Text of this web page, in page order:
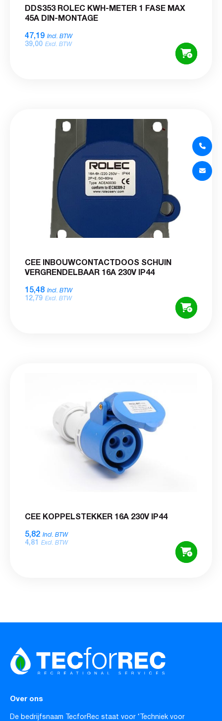
DDS353 ROLEC KWH-METER 1 FASE MAX
45A DIN-MONTAGE
47,19 Incl. BTW
39,00 Excl. BTW
CEE INBOUWCONTACTDOOS SCHUIN
VERGRENDELBAAR 16A 230V IP44
15,48 Incl. BTW
12,79 Excl. BTW
CEE KOPPELSTEKKER 16A 230V IP44
5,82 Incl. BTW
4,81 Excl. BTW
Over ons
De bedrijfsnaam TecforRec staat voor ‘Techniek voor